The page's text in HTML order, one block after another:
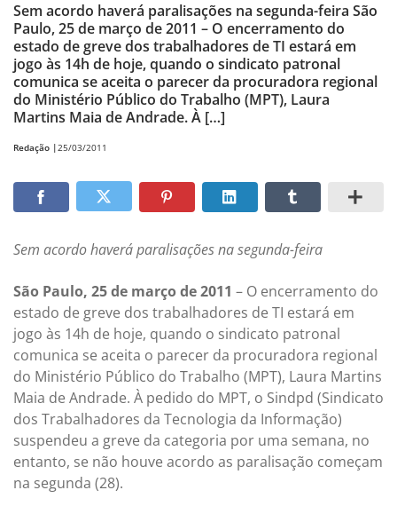
Sem acordo haverá paralisações na segunda-feira São
Paulo, 25 de março de 2011 – O encerramento do
estado de greve dos trabalhadores de TI estará em
jogo às 14h de hoje, quando o sindicato patronal
comunica se aceita o parecer da procuradora regional
do Ministério Público do Trabalho (MPT), Laura
Martins Maia de Andrade. À […]
Redação |25/03/2011
Sem acordo haverá paralisações na segunda-feira
São Paulo, 25 de março de 2011 – O encerramento do
estado de greve dos trabalhadores de TI estará em
jogo às 14h de hoje, quando o sindicato patronal
comunica se aceita o parecer da procuradora regional
do Ministério Público do Trabalho (MPT), Laura Martins
Maia de Andrade. À pedido do MPT, o Sindpd (Sindicato
dos Trabalhadores da Tecnologia da Informação)
suspendeu a greve da categoria por uma semana, no
entanto, se não houve acordo as paralisação começam
na segunda (28).